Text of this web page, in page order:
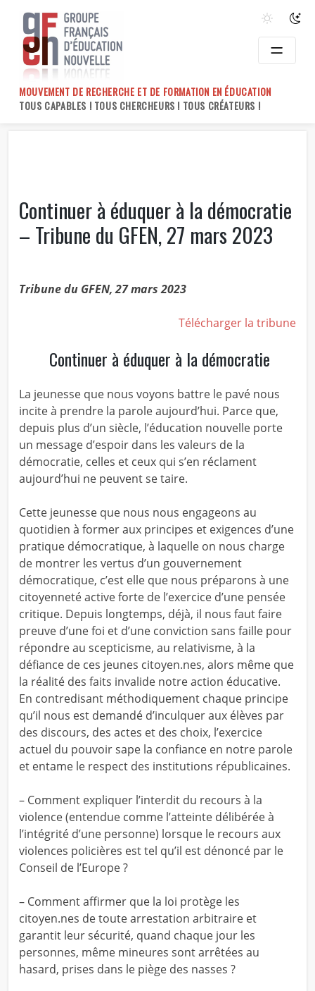
content
MOUVEMENT DE RECHERCHE ET DE FORMATION EN ÉDUCATION
TOUS CAPABLES ! TOUS CHERCHEURS ! TOUS CRÉATEURS !
Continuer à éduquer à la démocratie
– Tribune du GFEN, 27 mars 2023
Tribune du GFEN, 27 mars 2023
Télécharger la tribune
Continuer à éduquer à la démocratie
La jeunesse que nous voyons battre le pavé nous
incite à prendre la parole aujourd’hui. Parce que,
depuis plus d’un siècle, l’éducation nouvelle porte
un message d’espoir dans les valeurs de la
démocratie, celles et ceux qui s’en réclament
aujourd’hui ne peuvent se taire.
Cette jeunesse que nous nous engageons au
quotidien à former aux principes et exigences d’une
pratique démocratique, à laquelle on nous charge
de montrer les vertus d’un gouvernement
démocratique, c’est elle que nous préparons à une
citoyenneté active forte de l’exercice d’une pensée
critique. Depuis longtemps, déjà, il nous faut faire
preuve d’une foi et d’une conviction sans faille pour
répondre au scepticisme, au relativisme, à la
défiance de ces jeunes citoyen.nes, alors même que
la réalité des faits invalide notre action éducative.
En contredisant méthodiquement chaque principe
qu’il nous est demandé d’inculquer aux élèves par
des discours, des actes et des choix, l’exercice
actuel du pouvoir sape la confiance en notre parole
et entame le respect des institutions républicaines.
– Comment expliquer l’interdit du recours à la
violence (entendue comme l’atteinte délibérée à
l’intégrité d’une personne) lorsque le recours aux
violences policières est tel qu’il est dénoncé par le
Conseil de l’Europe ?
– Comment affirmer que la loi protège les
citoyen.nes de toute arrestation arbitraire et
garantit leur sécurité, quand chaque jour les
personnes, même mineures sont arrêtées au
hasard, prises dans le piège des nasses ?